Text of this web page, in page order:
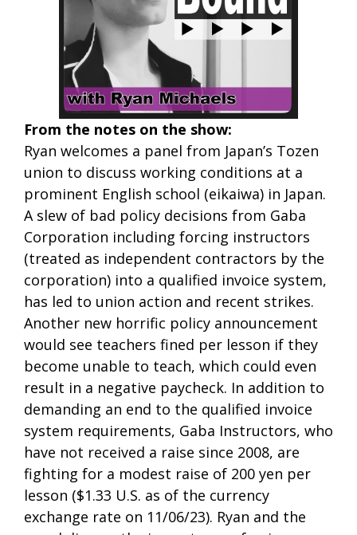
From the notes on the show:
Ryan welcomes a panel from Japan’s Tozen
union to discuss working conditions at a
prominent English school (eikaiwa) in Japan.
A slew of bad policy decisions from Gaba
Corporation including forcing instructors
(treated as independent contractors by the
corporation) into a qualified invoice system,
has led to union action and recent strikes.
Another new horrific policy announcement
would see teachers fined per lesson if they
become unable to teach, which could even
result in a negative paycheck. In addition to
demanding an end to the qualified invoice
system requirements, Gaba Instructors, who
have not received a raise since 2008, are
fighting for a modest raise of 200 yen per
lesson ($1.33 U.S. as of the currency
exchange rate on 11/06/23). Ryan and the